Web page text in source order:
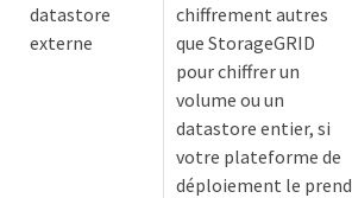
datastore
externe
chiffrement autres
que StorageGRID
pour chiffrer un
volume ou un
datastore entier, si
votre plateforme de
déploiement le prend